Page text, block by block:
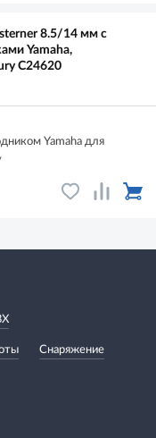
8.5/14 мм с
Yamaha,
C24620
Yamaha для
Снаряжение